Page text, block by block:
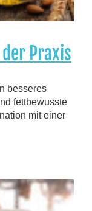
Praxis
besseres
fettbewusste
mit einer